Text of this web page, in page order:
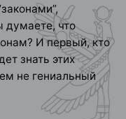
что
И первый, кто
знать этих
не гениальный